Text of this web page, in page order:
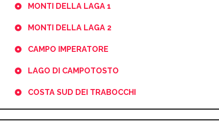
MONTI DELLA LAGA 1
MONTI DELLA LAGA 2
CAMPO IMPERATORE
LAGO DI CAMPOTOSTO
COSTA SUD DEI TRABOCCHI